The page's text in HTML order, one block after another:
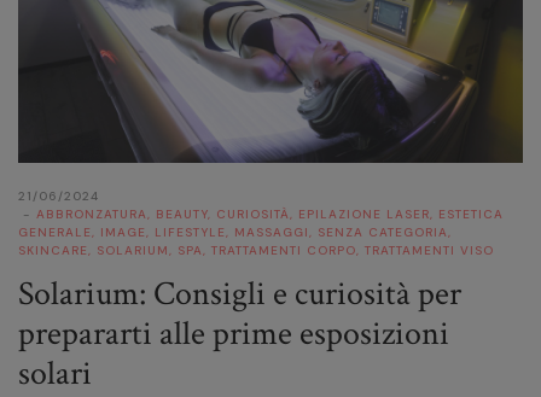
Marzo 2020
Gennaio 2020
21/06/2024
ABBRONZATURA, BEAUTY, CURIOSITÀ, EPILAZIONE LASER, ESTETICA
GENERALE, IMAGE, LIFESTYLE, MASSAGGI, SENZA CATEGORIA,
SKINCARE, SOLARIUM, SPA, TRATTAMENTI CORPO, TRATTAMENTI VISO
Solarium: Consigli e curiosità per
prepararti alle prime esposizioni
solari